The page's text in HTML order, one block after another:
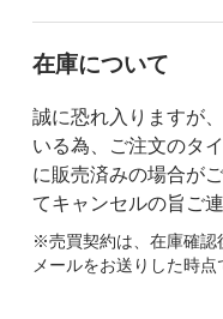
在庫について
誠に恐れ入りますが
いる為、ご注文のタ
に販売済みの場合が
てキャンセルの旨ご
※売買契約は、在庫確認
メールをお送りした時点